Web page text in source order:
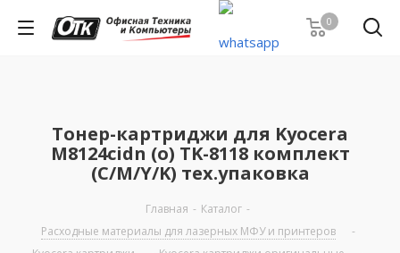
0
Тонер-картриджи для Kyocera
M8124cidn (o) TK-8118 комплект
(C/M/Y/K) тех.упаковка
Главная - Каталог -
Расходные материалы для лазерных МФУ и принтеров
-